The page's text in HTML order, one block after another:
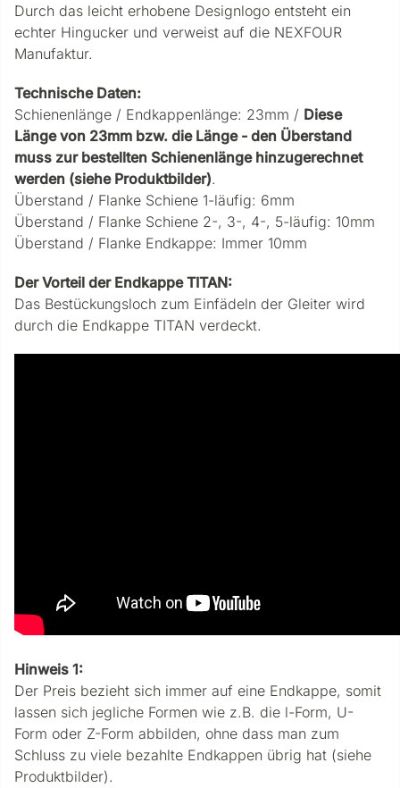
Durch das leicht erhobene Designlogo entsteht ein
echter Hingucker und verweist auf die NEXFOUR
Manufaktur.
Technische Daten:
Schienenlänge / Endkappenlänge: 23mm / Diese
Länge von 23mm bzw. die Länge - den Überstand
muss zur bestellten Schienenlänge hinzugerechnet
werden (siehe Produktbilder).
Überstand / Flanke Schiene 1-läufig: 6mm
Überstand / Flanke Schiene 2-, 3-, 4-, 5-läufig: 10mm
Überstand / Flanke Endkappe: Immer 10mm
Der Vorteil der Endkappe TITAN:
Das Bestückungsloch zum Einfädeln der Gleiter wird
durch die Endkappe TITAN verdeckt.
Hinweis 1:
Der Preis bezieht sich immer auf eine Endkappe, somit
lassen sich jegliche Formen wie z.B. die l-Form, U-
Form oder Z-Form abbilden, ohne dass man zum
Schluss zu viele bezahlte Endkappen übrig hat (siehe
Produktbilder).